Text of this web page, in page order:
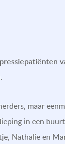
maar
in een
Nathalie en